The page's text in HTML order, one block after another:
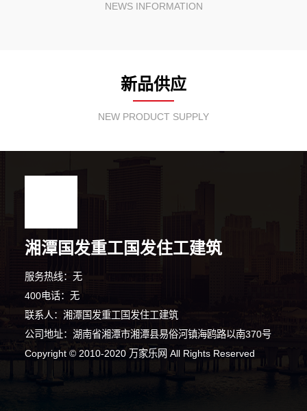
NEWS INFORMATION
新品供应
NEW PRODUCT SUPPLY
湘潭国发重工国发住工建筑
服务热线：无
400电话：无
联系人：湘潭国发重工国发住工建筑
公司地址：湖南省湘潭市湘潭县易俗河镇海鸥路以南370号
Copyright © 2010-2020 万家乐网 All Rights Reserved